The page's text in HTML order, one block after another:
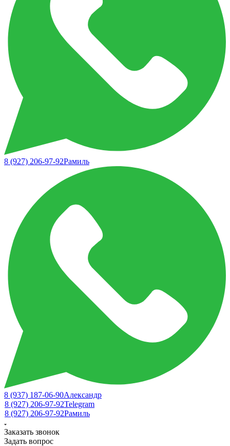
8 (927) 206-97-92Рамиль
8 (937) 187-06-90Александр
8 (927) 206-97-92Telegram
8 (927) 206-97-92Рамиль
Заказать звонок
Задать вопрос